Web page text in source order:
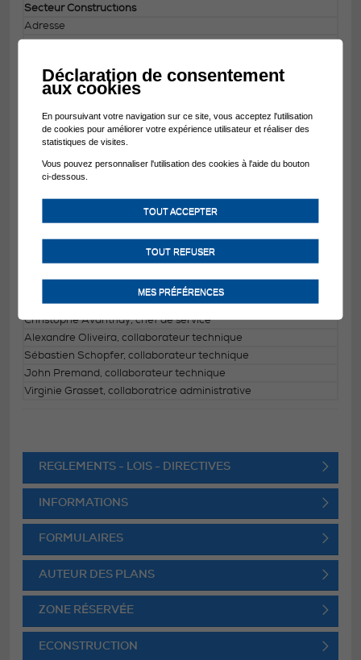
Secteur Constructions
Adresse
Case postale 65
Téléphone
024 476 80 10
uniquement les mardis et jeudis de 14h00 à 16h00
E-mail
constructions(at)troistorrents.ch
Horaire d'ouverture
Collaborateurs
Christophe Avanthay, chef de service
Alexandre Oliveira, collaborateur technique
Sébastien Schopfer, collaborateur technique
John Premand, collaborateur technique
Virginie Grasset, collaboratrice administrative
REGLEMENTS - LOIS - DIRECTIVES
INFORMATIONS
FORMULAIRES
AUTEUR DES PLANS
ZONE RÉSERVÉE
ECONSTRUCTION
Déclaration de consentement
aux cookies
En poursuivant votre navigation sur ce site, vous acceptez l'utilisation
de cookies pour améliorer votre expérience utilisateur et réaliser des
statistiques de visites.
Vous pouvez personnaliser l'utilisation des cookies à l'aide du bouton
ci-dessous.
TOUT ACCEPTER
TOUT REFUSER
MES PRÉFÉRENCES